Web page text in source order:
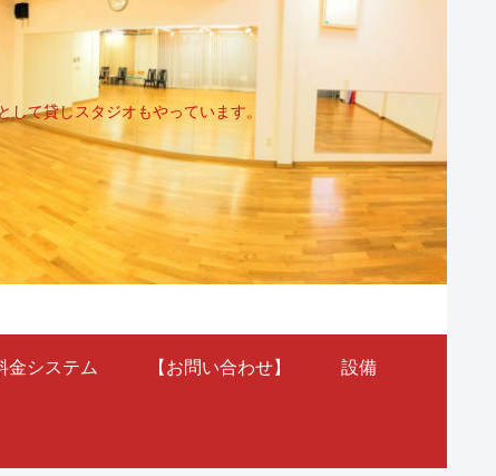
て貸しスタジオもやっています。
金システム 【お問い合わせ】 設備